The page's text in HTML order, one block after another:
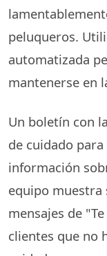
peluqueros.
automatizada
mantenerse en
Un boletín con
de cuidado
información
equipo muestra
mensajes de
clientes que no